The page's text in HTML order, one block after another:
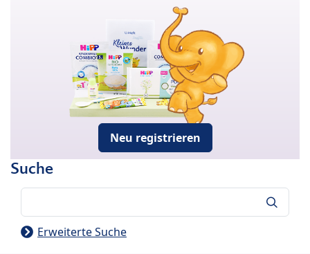
Neu registrieren
Suche
Erweiterte Suche